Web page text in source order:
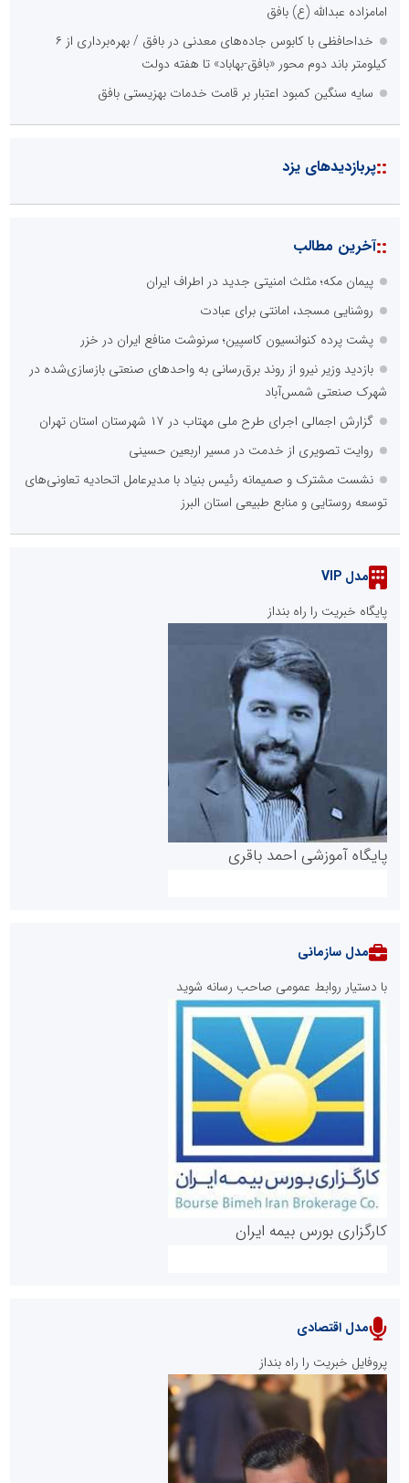
امامزاده عبدالله (ع) بافق
خداحافظی با کابوس جاده‌های معدنی در بافق / بهره‌برداری از ۶
کیلومتر باند دوم محور «بافق-بهاباد» تا هفته دولت
سایه سنگین کمبود اعتبار بر قامت خدمات بهزیستی بافق
::پربازدیدهای یزد
::آخرین مطالب
پیمان مکه؛ مثلث امنیتی جدید در اطراف ایران
روشنایی مسجد، امانتی برای عبادت
پشت پرده کنوانسیون کاسپین؛ سرنوشت منافع ایران در خزر
بازدید وزیر نیرو از روند برق‌رسانی به واحدهای صنعتی بازسازی‌شده در
شهرک صنعتی شمس‌آباد
گزارش اجمالی اجرای طرح ملی مهتاب در ۱۷ شهرستان استان تهران
روایت تصویری از خدمت در مسیر اربعین حسینی
نشست مشترک و صمیمانه رئیس بنیاد با مدیرعامل اتحادیه تعاونی‌های
توسعه روستایی و منابع طبیعی استان البرز
مدل VIP
پایگاه خبریت را راه بنداز
پایگاه آموزشی احمد باقری
روابط عمومی خبرگزاری گزارش خبر
پایگاه خبری نهضت ملی مسکن
مدل سازمانی
با دستیار روابط عمومی صاحب رسانه شوید
کارگزاری بورس بیمه ایران
سازمان بورس و اوراق بهادار
مدل اقتصادی
پروفایل خبریت را راه بنداز